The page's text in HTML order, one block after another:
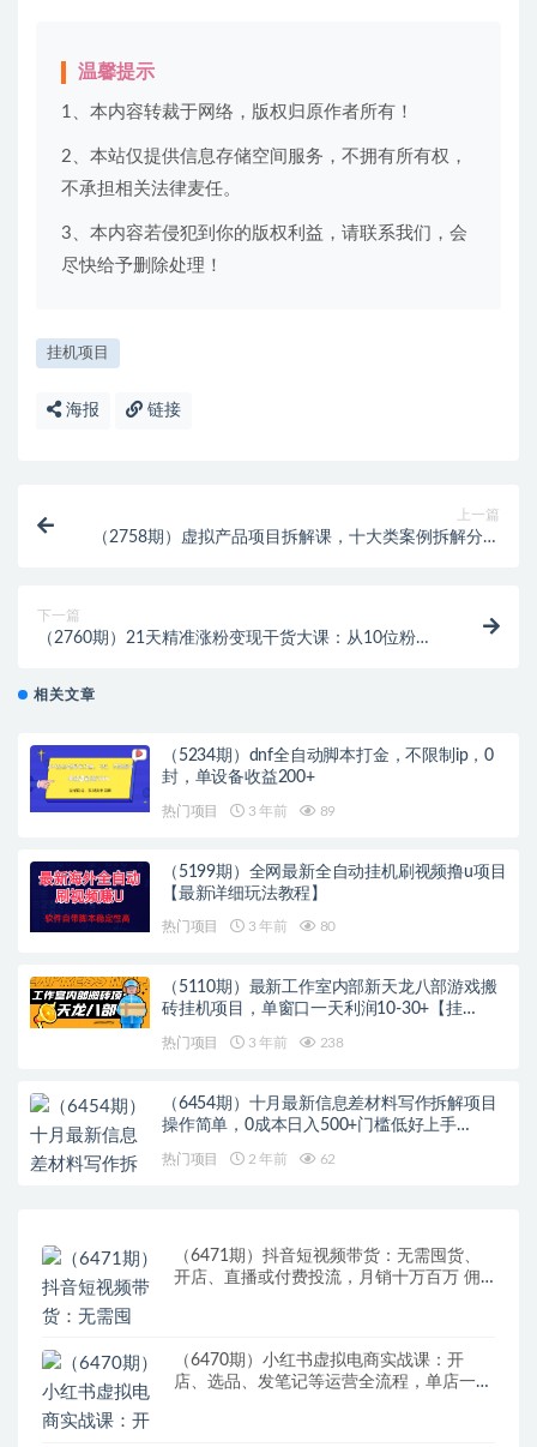
温馨提示
1、本内容转裁于网络，版权归原作者所有！
2、本站仅提供信息存储空间服务，不拥有所有权，
不承担相关法律麦任。
3、本内容若侵犯到你的版权利益，请联系我们，会
尽快给予删除处理！
挂机项目
海报 链接
上一篇
（2758期）虚拟产品项目拆解课，十大类案例拆解分析
下一篇
（2760期）21天精准涨粉变现干货大课：从10位粉丝
相关文章
（5234期）dnf全自动脚本打金，不限制ip，0
封，单设备收益200+
热门项目 3 年前 89
（5199期）全网最新全自动挂机刷视频撸u项目
【最新详细玩法教程】
热门项目 3 年前 80
（5110期）最新工作室内部新天龙八部游戏搬
砖挂机项目，单窗口一天利润10-30+【挂…
热门项目 3 年前 238
（6454期）十月最新信息差材料写作拆解项目
操作简单，0成本日入500+门槛低好上手…
热门项目 2 年前 62
（6471期）抖音短视频带货：无需囤货、
开店、直播或付费投流，月销十万百万 佣
（6470期）小红书虚拟电商实战课：开
店、选品、发笔记等运营全流程，单店一天